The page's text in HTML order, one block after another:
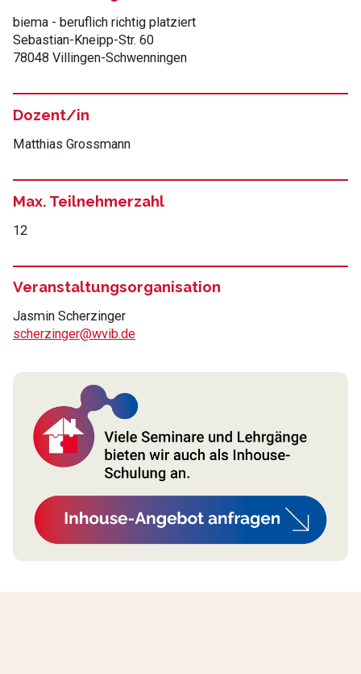
biema - beruflich richtig platziert
Sebastian-Kneipp-Str. 60
78048 Villingen-Schwenningen
Dozent/in
Matthias Grossmann
Max. Teilnehmerzahl
12
Veranstaltungsorganisation
Jasmin Scherzinger
scherzinger@wvib.de